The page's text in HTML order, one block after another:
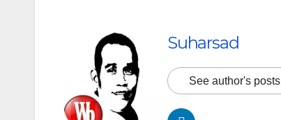
Suharsad
See author's posts